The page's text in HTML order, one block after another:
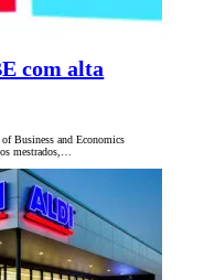
com alta
Business and Economics
os mestrados,…